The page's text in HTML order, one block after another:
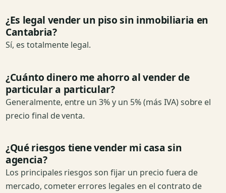
¿Es legal vender un piso sin inmobiliaria en
Cantabria?
Sí, es totalmente legal.
¿Cuánto dinero me ahorro al vender de
particular a particular?
Generalmente, entre un 3% y un 5% (más IVA) sobre el
precio final de venta.
¿Qué riesgos tiene vender mi casa sin
agencia?
Los principales riesgos son fijar un precio fuera de
mercado, cometer errores legales en el contrato de